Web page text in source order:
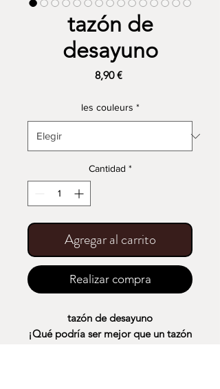
tazón de
desayuno
8,90 €Precio
les couleurs *
Cantidad *
Agregar al carrito
Realizar compra
tazón de desayuno
¡Qué podría ser mejor que un tazón